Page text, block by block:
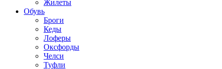
Жилеты
Обувь
Броги
Кеды
Лоферы
Оксфорды
Челси
Туфли